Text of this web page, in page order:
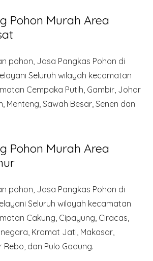
Pohon Murah Area
pohon, Jasa Pangkas Pohon di
Seluruh wilayah kecamatan
Cempaka Putih, Gambir, Johar
Menteng, Sawah Besar, Senen dan
Pohon Murah Area
pohon, Jasa Pangkas Pohon di
Seluruh wilayah kecamatan
Cakung, Cipayung, Ciracas,
Kramat Jati, Makasar,
dan Pulo Gadung.